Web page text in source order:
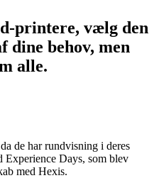
printere, vælg den
dine behov, men
alle.
de har rundvisning i deres
Experience Days, som blev
med Hexis.